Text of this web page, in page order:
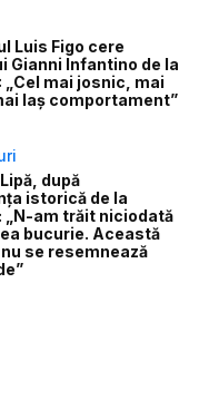
Luis Figo cere
Gianni Infantino de la
„Cel mai josnic, mai
laș comportament”
după
istorică de la
„N-am trăit niciodată
bucurie. Această
se resemnează